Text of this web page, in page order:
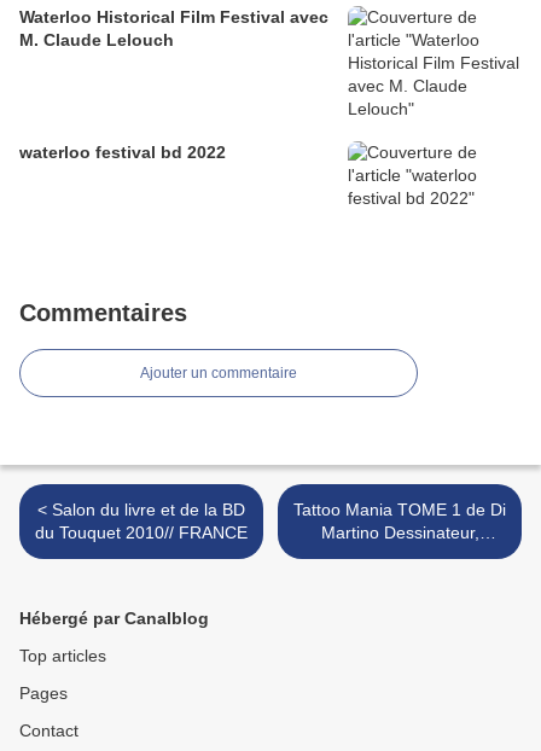
Waterloo Historical Film Festival avec
M. Claude Lelouch
waterloo festival bd 2022
Commentaires
Ajouter un commentaire
< Salon du livre et de la BD
du Touquet 2010// FRANCE
Tattoo Mania TOME 1 de Di
Martino Dessinateur,
Cazenove >
Hébergé par Canalblog
Top articles
Pages
Contact